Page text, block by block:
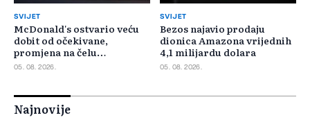
SVIJET
McDonald's ostvario veću
dobit od očekivane,
promjena na čelu
poslovanja u SAD-u
05. 08. 2026.
SVIJET
Bezos najavio prodaju
dionica Amazona vrijednih
4,1 milijardu dolara
05. 08. 2026.
Najnovije